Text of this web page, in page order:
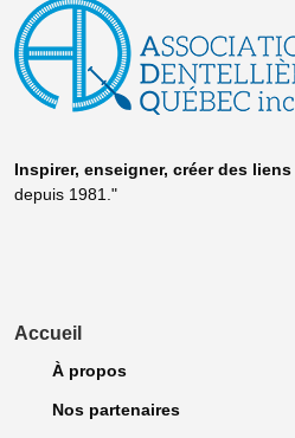
Inspirer, enseigner, créer des liens
depuis 1981."
Accueil
À propos
Nos partenaires